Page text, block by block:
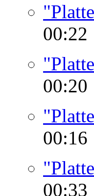
00:22
00:20
00:16
00:33